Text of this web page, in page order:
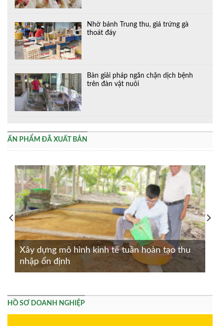
Nhờ bánh Trung thu, giá trứng gà
thoát đáy
Bàn giải pháp ngăn chặn dịch bệnh
trên đàn vật nuôi
ẤN PHẨM ĐÃ XUẤT BẢN
Xây dựng mô hình kinh tế tuần hoàn tạo thu
nhập ổn định
HỒ SƠ DOANH NGHIỆP